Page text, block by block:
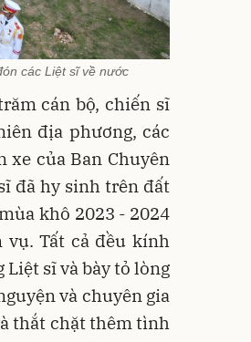
các Liệt sĩ về nước
cán bộ, chiến sĩ
địa phương, các
của Ban Chuyên
đã hy sinh trên đất
khô 2023 - 2024
Tất cả đều kính
sĩ và bày tỏ lòng
và chuyên gia
thắt chặt thêm tình